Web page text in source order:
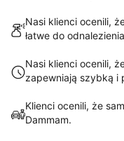
Nasi klienci ocenili,
łatwe do
Nasi klienci ocenili,
zapewniają szybką i
Klienci ocenili, że
Dammam.